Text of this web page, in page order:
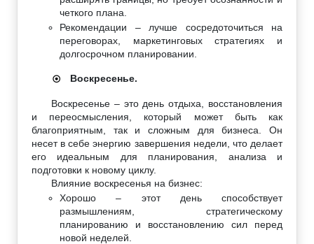
четкого плана.
Рекомендации – лучше сосредоточиться на
переговорах, маркетинговых стратегиях и
долгосрочном планировании.
☉ Воскресенье.
Воскресенье – это день отдыха, восстановления
и переосмысления, который может быть как
благоприятным, так и сложным для бизнеса. Он
несет в себе энергию завершения недели, что делает
его идеальным для планирования, анализа и
подготовки к новому циклу.
Влияние воскресенья на бизнес:
Хорошо – этот день способствует
размышлениям, стратегическому
планированию и восстановлению сил перед
новой неделей.